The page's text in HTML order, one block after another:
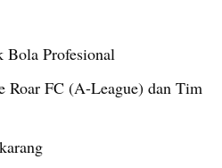
Bola Profesional
Roar FC (A-League) dan Tim